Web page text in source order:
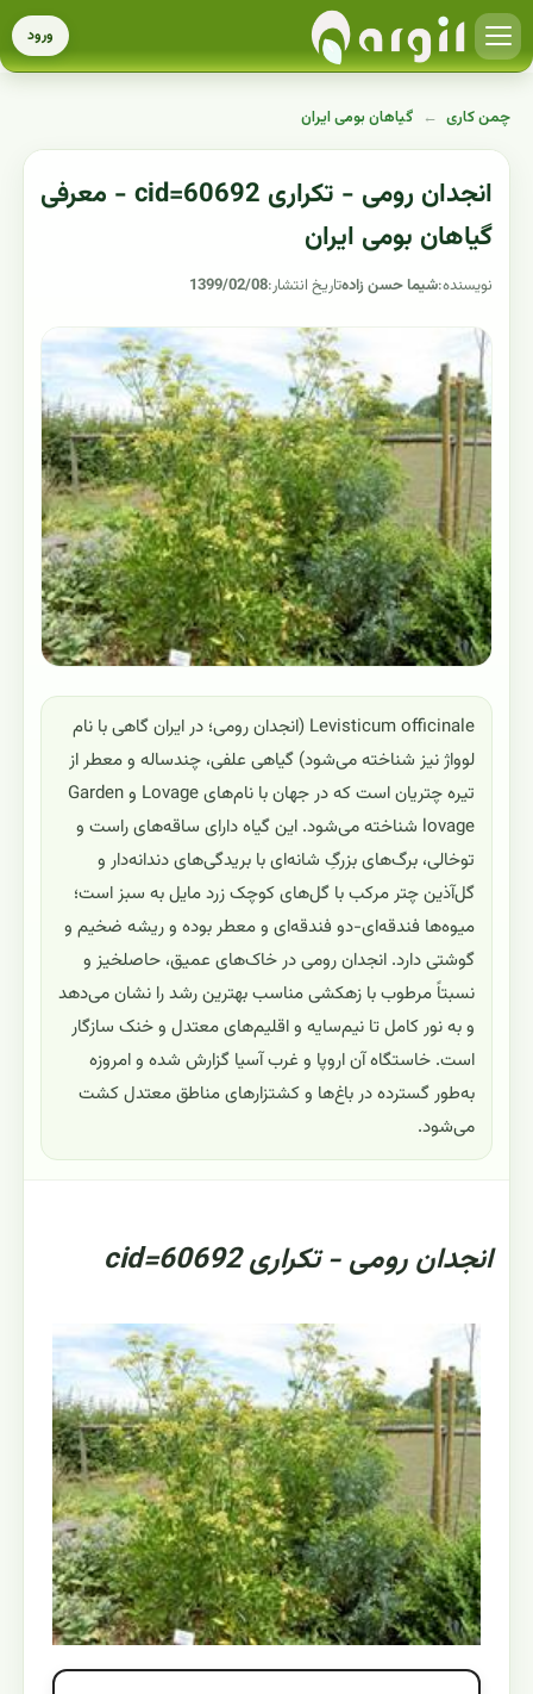
ورود
چمن کاری ← گیاهان بومی ایران
انجدان رومی - تکراری cid=60692 - معرفی
گیاهان بومی ایران
نویسنده:شیما حسن زادهتاریخ انتشار:1399/02/08
Levisticum officinale (انجدان رومی؛ در ایران گاهی با نام
لوواژ نیز شناخته می‌شود) گیاهی علفی، چندساله و معطر از
تیره چتریان است که در جهان با نام‌های Lovage و Garden
lovage شناخته می‌شود. این گیاه دارای ساقه‌های راست و
توخالی، برگ‌های بزرگِ شانه‌ای با بریدگی‌های دندانه‌دار و
گل‌آذین چتر مرکب با گل‌های کوچک زرد مایل به سبز است؛
میوه‌ها فندقه‌ای-دو فندقه‌ای و معطر بوده و ریشه ضخیم و
گوشتی دارد. انجدان رومی در خاک‌های عمیق، حاصلخیز و
نسبتاً مرطوب با زهکشی مناسب بهترین رشد را نشان می‌دهد
و به نور کامل تا نیم‌سایه و اقلیم‌های معتدل و خنک سازگار
است. خاستگاه آن اروپا و غرب آسیا گزارش شده و امروزه
به‌طور گسترده در باغ‌ها و کشتزارهای مناطق معتدل کشت
می‌شود.
انجدان رومی - تکراری cid=60692